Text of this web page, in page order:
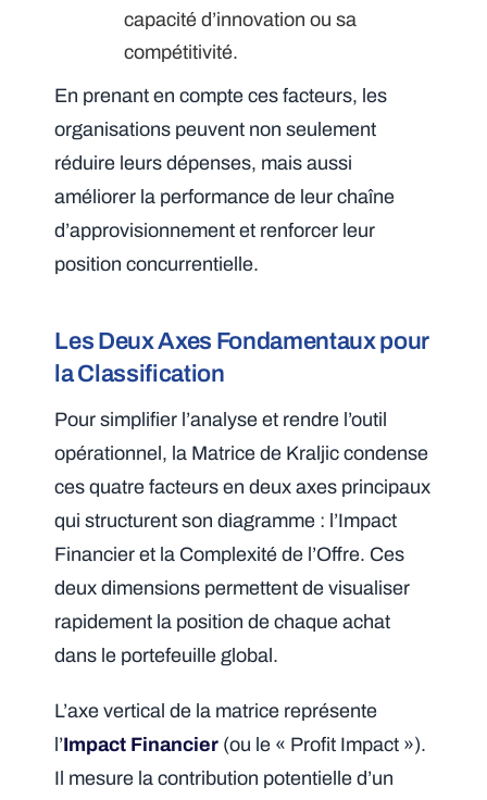
capacité d’innovation ou sa
compétitivité.
En prenant en compte ces facteurs, les
organisations peuvent non seulement
réduire leurs dépenses, mais aussi
améliorer la performance de leur chaîne
d’approvisionnement et renforcer leur
position concurrentielle.
Les Deux Axes Fondamentaux pour
la Classification
Pour simplifier l’analyse et rendre l’outil
opérationnel, la Matrice de Kraljic condense
ces quatre facteurs en deux axes principaux
qui structurent son diagramme : l’Impact
Financier et la Complexité de l’Offre. Ces
deux dimensions permettent de visualiser
rapidement la position de chaque achat
dans le portefeuille global.
L’axe vertical de la matrice représente
l’Impact Financier (ou le « Profit Impact »).
Il mesure la contribution potentielle d’un